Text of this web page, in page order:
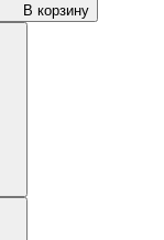
В корзину